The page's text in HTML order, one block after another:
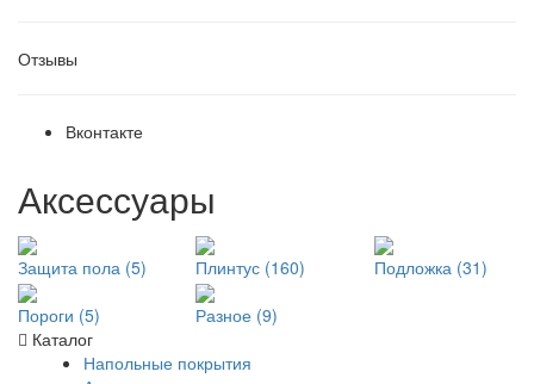
Отзывы
Вконтакте
Аксессуары
Защита пола (5) Плинтус (160) Подложка (31)
Пороги (5)
Разное (9)
Каталог
Напольные покрытия